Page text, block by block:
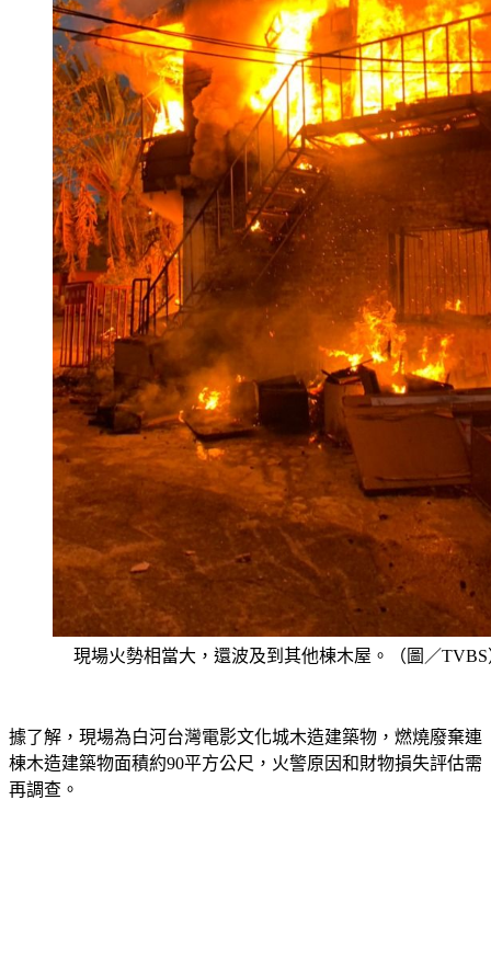
現場火勢相當大，還波及到其他棟木屋。（圖／TVBS
據了解，現場為白河台灣電影文化城木造建築物，燃燒廢棄連
棟木造建築物面積約90平方公尺，火警原因和財物損失評估需
再調查。